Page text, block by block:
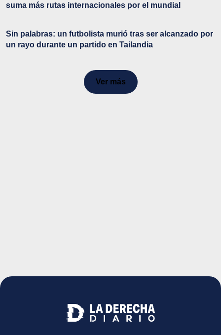
suma más rutas internacionales por el mundial
Sin palabras: un futbolista murió tras ser alcanzado por
un rayo durante un partido en Tailandia
Ver más